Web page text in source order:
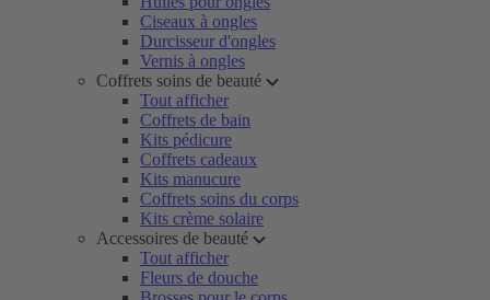
Ciseaux à ongles
Durcisseur d'ongles
Vernis à ongles
Coffrets soins de beauté
Tout afficher
Coffrets de bain
Kits pédicure
Coffrets cadeaux
Kits manucure
Coffrets soins du corps
Kits crème solaire
Accessoires de beauté
Tout afficher
Fleurs de douche